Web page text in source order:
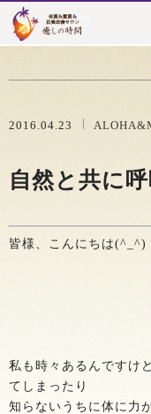
癒しの時間について
セラピスト紹介
トピックス
2016.04.23
自然と共に
皆様、こんにちは(^_^)
私も時々あるんですけ
てしまったり
知らないうちに体に力